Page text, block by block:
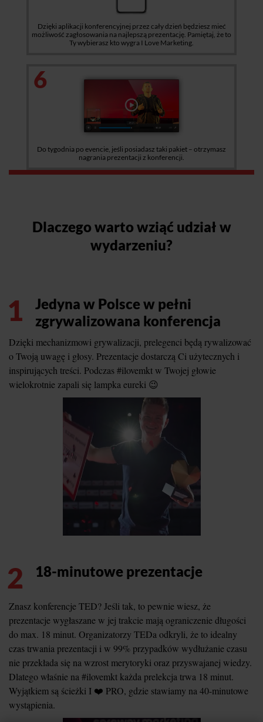
Dzięki aplikacji konferencyjnej przez cały dzień będziesz mieć
możliwość zagłosowania na najlepszą prezentację. Pamiętaj, że to
Ty wybierasz kto wygra I Love Marketing.
6
Do tygodnia po evencie, jeśli posiadasz taki pakiet – otrzymasz
nagrania prezentacji z konferencji.
Dlaczego warto wziąć udział w
wydarzeniu?
1
Jedyna w Polsce w pełni
zgrywalizowana konferencja
Dzięki mechanizmowi grywalizacji, prelegenci będą rywalizować
o Twoją uwagę i głosy. Prezentacje dostarczą Ci użytecznych i
inspirujących treści. Podczas #ilovemkt w Twojej głowie
wielokrotnie zapali się lampka eureki 😉
2 18-minutowe prezentacje
Znasz konferencje TED? Jeśli tak, to pewnie wiesz, że
prezentacje wygłaszane w jej trakcie mają ograniczenie długości
do max. 18 minut. Organizatorzy TEDa odkryli, że to idealny
czas trwania prezentacji i w 99% przypadków wydłużanie czasu
nie przekłada się na wzrost merytoryki oraz przyswajanej wiedzy.
Dlatego właśnie na #ilovemkt każda prelekcja trwa 18 minut.
Wyjątkiem są ścieżki I ❤️ PRO, gdzie stawiamy na 40-minutowe
wystąpienia.